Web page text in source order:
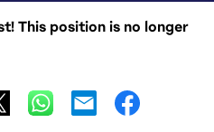
This position is no longer